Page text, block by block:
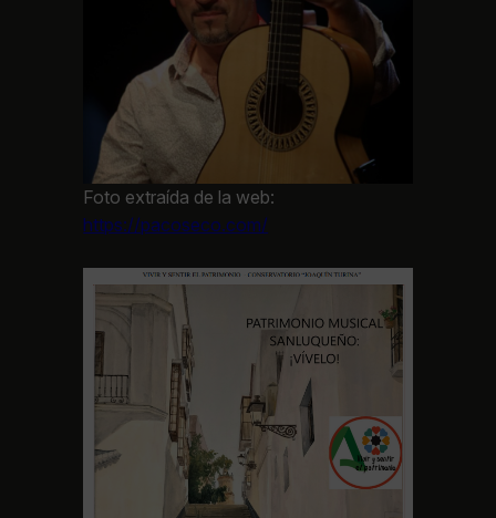
Foto extraída de la web:
https://pacoseco.com/